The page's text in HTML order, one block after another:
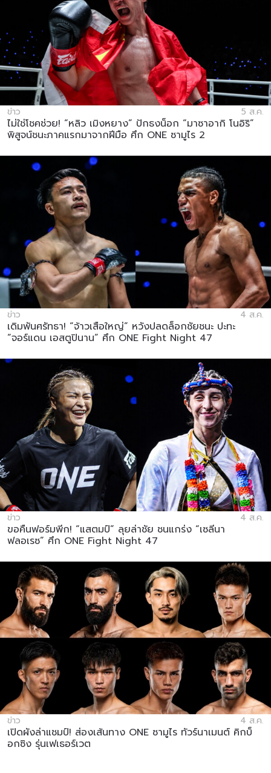
ข่าว 5 ส.ค.
ไม่ใช่โชคช่วย! “หลิว เมิงหยาง” ปักธงน็อก “มาซาอากิ โนอิริ”
พิสูจน์ชนะภาคแรกมาจากฝีมือ ศึก ONE ซามูไร 2
ข่าว 4 ส.ค.
เดิมพันศรัทธา! “จ้าวเสือใหญ่” หวังปลดล็อกชัยชนะ ปะทะ
“จอร์แดน เอสตูปินาน” ศึก ONE Fight Night 47
ข่าว 4 ส.ค.
ขอคืนฟอร์มพีก! “แสตมป์” ลุยล่าชัย ชนแกร่ง “เซลีนา
ฟลอเรซ” ศึก ONE Fight Night 47
ข่าว 4 ส.ค.
เปิดผังล่าแชมป์! ส่องเส้นทาง ONE ซามูไร ทัวร์นาเมนต์ คิกบ็
อกซิง รุ่นเฟเธอร์เวต